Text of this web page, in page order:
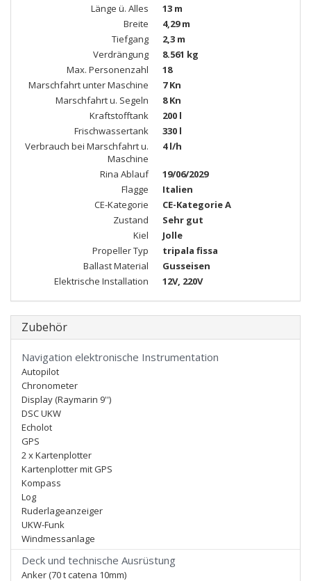
Länge ü. Alles
13 m
Breite
4,29 m
Tiefgang
2,3 m
Verdrängung
8.561 kg
Max. Personenzahl
18
Marschfahrt unter Maschine
7 Kn
Marschfahrt u. Segeln
8 Kn
Kraftstofftank
200 l
Frischwassertank
330 l
Verbrauch bei Marschfahrt u.
Maschine
4 l/h
Rina Ablauf
19/06/2029
Flagge
Italien
CE-Kategorie
CE-Kategorie A
Zustand
Sehr gut
Kiel
Jolle
Propeller Typ
tripala fissa
Ballast Material
Gusseisen
Elektrische Installation
12V, 220V
Zubehör
Navigation elektronische Instrumentation
Autopilot
Chronometer
Display (Raymarin 9'')
DSC UKW
Echolot
GPS
2 x Kartenplotter
Kartenplotter mit GPS
Kompass
Log
Ruderlageanzeiger
UKW-Funk
Windmessanlage
Deck und technische Ausrüstung
Anker (70 t catena 10mm)